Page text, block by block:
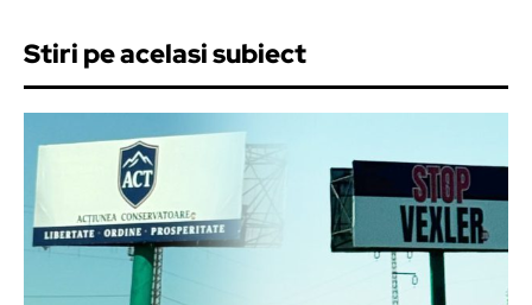
Stiri pe acelasi subiect